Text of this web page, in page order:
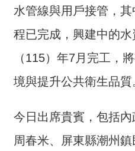
管
個
料
水管線與用戶接管，
程已完成，興建中的
（115）年7月完工，
境與提升公共衛生品質
今日出席貴賓，包括
周春米、屏東縣潮州鎮